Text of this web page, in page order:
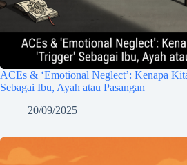
ACEs & ‘Emotional Neglect’: Kenapa
Sebagai Ibu, Ayah atau Pasangan
20/09/2025